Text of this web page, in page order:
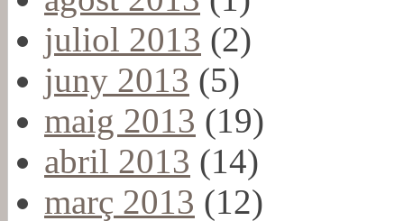
juliol 2013 (2)
juny 2013 (5)
maig 2013 (19)
abril 2013 (14)
març 2013 (12)